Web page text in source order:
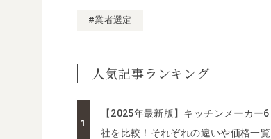
#業者選定
人気記事ランキング
【2025年最新版】キッチンメーカー6
社を比較！それぞれの違いや価格一覧